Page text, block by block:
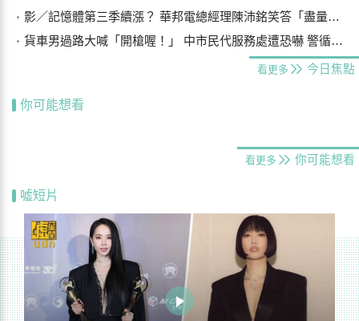
影／記憶體第三季續漲？ 華邦電總經理陳沛銘笑答「盡量不要漲太多」
貨車男過路大喊「開槍喔！」 中市民代服務處遭恐嚇 警循線追緝
看更多 今日焦點
你可能想看
看更多 你可能想看
噓短片